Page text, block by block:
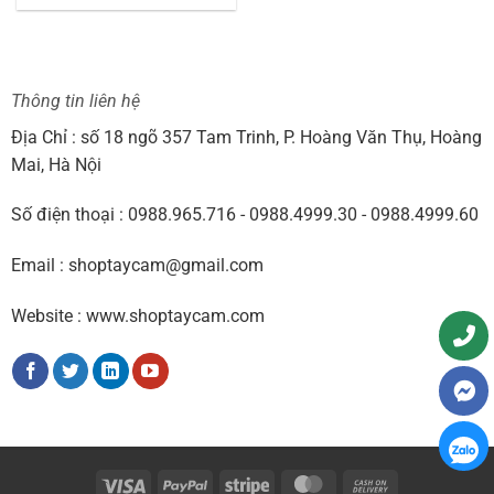
Thông tin liên hệ
Địa Chỉ : số 18 ngõ 357 Tam Trinh, P. Hoàng Văn Thụ, Hoàng
Mai, Hà Nội
Số điện thoại : 0988.965.716 - 0988.4999.30 - 0988.4999.60
Email : shoptaycam@gmail.com
Website : www.shoptaycam.com
Visa PayPal Stripe MasterCard